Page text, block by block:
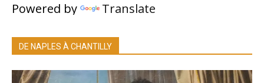
Powered by Translate
DE NAPLES À CHANTILLY